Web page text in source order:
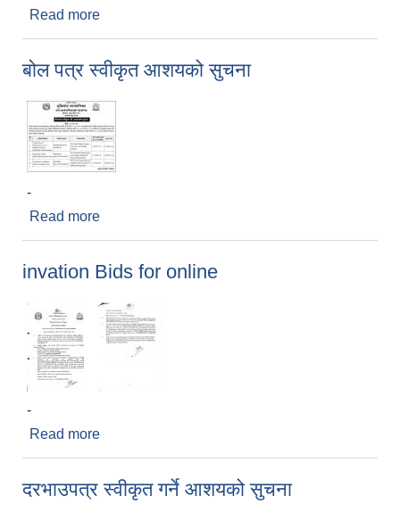
Read more
बोल पत्र स्वीकृत आशयको सुचना
-
Read more
invation Bids for online
-
Read more
दरभाउपत्र स्वीकृत गर्ने आशयको सुचना